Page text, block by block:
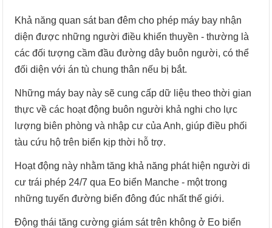
Khả năng quan sát ban đêm cho phép máy bay nhận
diện được những người điều khiển thuyền - thường là
các đối tượng cầm đầu đường dây buôn người, có thể
đối diện với án tù chung thân nếu bị bắt.
Những máy bay này sẽ cung cấp dữ liệu theo thời gian
thực về các hoạt động buôn người khả nghi cho lực
lượng biên phòng và nhập cư của Anh, giúp điều phối
tàu cứu hộ trên biển kịp thời hỗ trợ.
Hoạt động này nhằm tăng khả năng phát hiện người di
cư trái phép 24/7 qua Eo biển Manche - một trong
những tuyến đường biển đông đúc nhất thế giới.
Động thái tăng cường giám sát trên không ở Eo biển